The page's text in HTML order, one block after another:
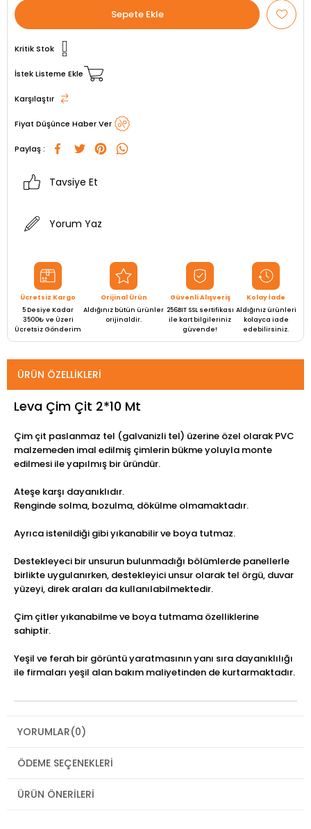
Kritik Stok
İstek Listeme Ekle
Karşılaştır
Fiyat Düşünce Haber Ver
Paylaş :
Tavsiye Et
Yorum Yaz
Ücretsiz Kargo
5 Desiye Kadar
3500₺ ve Üzeri
Ücretsiz Gönderim
Orijinal Ürün
Aldığınız bütün ürünler
orijinaldir.
Güvenli Alışveriş
256BIT SSL sertifikası
ile kart bilgileriniz
güvende!
Kolay İade
Aldığınız ürünleri
kolayca iade
edebilirsiniz.
ÜRÜN ÖZELLIKLERI
Leva Çim Çit 2*10 Mt
Çim çit paslanmaz tel (galvanizli tel) üzerine özel olarak PVC
malzemeden imal edilmiş çimlerin bükme yoluyla monte
edilmesi ile yapılmış bir üründür.
Ateşe karşı dayanıklıdır.
Renginde solma, bozulma, dökülme olmamaktadır.
Ayrıca istenildiği gibi yıkanabilir ve boya tutmaz.
Destekleyeci bir unsurun bulunmadığı bölümlerde panellerle
birlikte uygulanırken, destekleyici unsur olarak tel örgü, duvar
yüzeyi, direk araları da kullanılabilmektedir.
Çim çitler yıkanabilme ve boya tutmama özelliklerine
sahiptir.
Yeşil ve ferah bir görüntü yaratmasının yanı sıra dayanıklılığı
ile firmaları yeşil alan bakım maliyetinden de kurtarmaktadır.
YORUMLAR(0)
ÖDEME SEÇENEKLERI
ÜRÜN ÖNERILERI